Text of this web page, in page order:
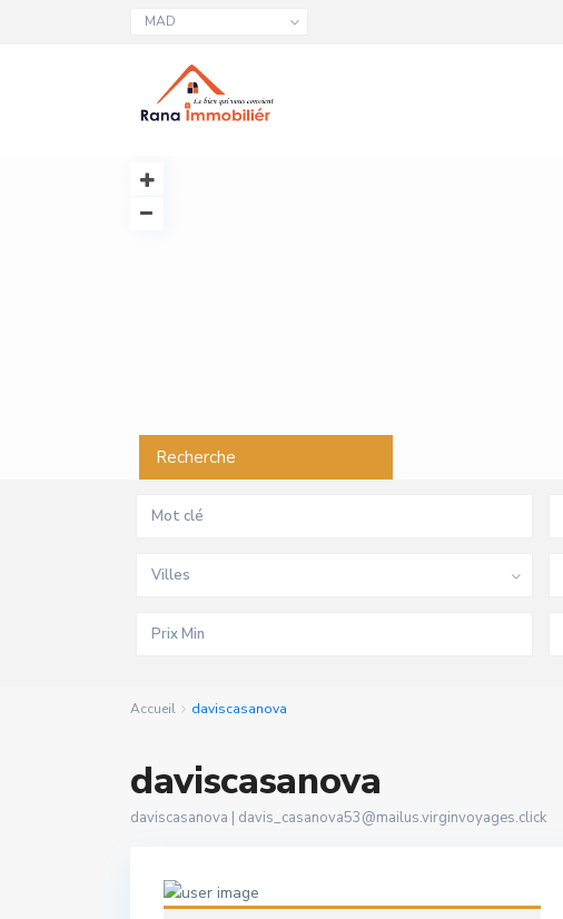
MAD
Recherche
Villes
Accueil daviscasanova
daviscasanova
daviscasanova | davis_casanova53@mailus.virginvoyages.click